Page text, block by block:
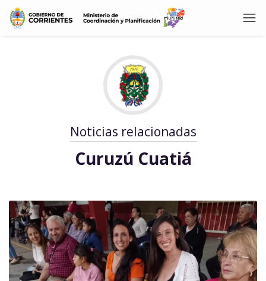
Noticias relacionadas
Curuzú Cuatiá